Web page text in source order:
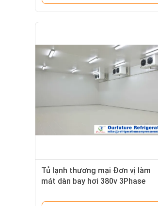
Tủ lạnh thương mại Đơn vị làm
mát dàn bay hơi 380v 3Phase
Phòng lạnh Phòng lạnh Anbell